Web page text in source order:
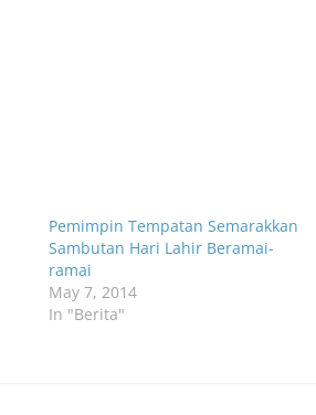
Pemimpin Tempatan Semarakkan
Sambutan Hari Lahir Beramai-
ramai
May 7, 2014
In "Berita"